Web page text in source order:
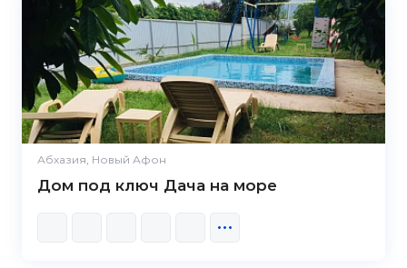
Абхазия, Новый Афон
Дом под ключ Дача на море